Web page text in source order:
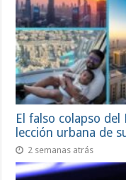
El falso colapso
lección urbana de
2 semanas atrás